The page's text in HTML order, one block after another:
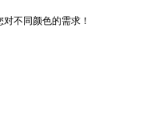
不同颜色的需求！